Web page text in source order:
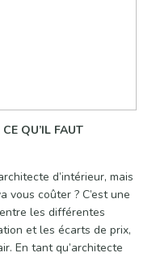
QU’IL FAUT
d’intérieur, mais
vous coûter ? C’est une
les différentes
et les écarts de prix,
En tant qu’architecte